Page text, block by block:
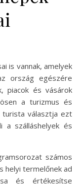
is vannak, amelyek
ország egészére
piacok és vásárok
a turizmus és
turista választja ezt
a szálláshelyek és
számos
helyi termelőnek ad
és értékesítse